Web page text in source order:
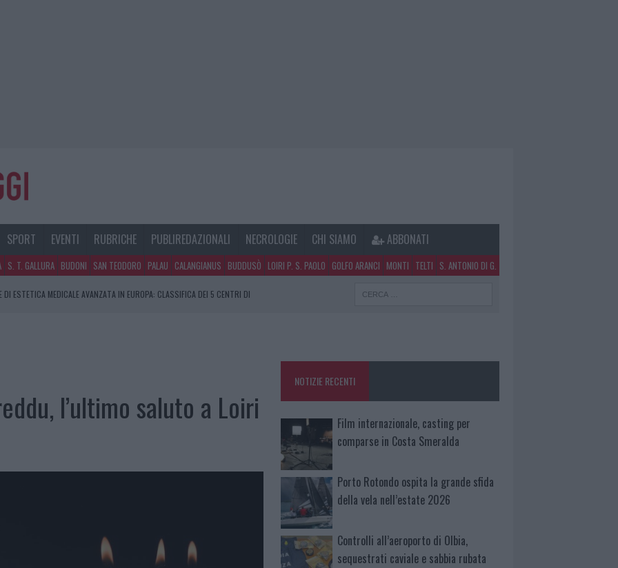
SPORT EVENTI RUBRICHE PUBLIREDAZIONALI NECROLOGIE CHI SIAMO ABBONATI
S. T. GALLURA BUDONI SAN TEODORO PALAU CALANGIANUS BUDDUSÒ LOIRI P. S. PAOLO GOLFO ARANCI MONTI TELTI S. ANTONIO DI G.
DI ESTETICA MEDICALE AVANZATA IN EUROPA: CLASSIFICA DEI 5 CENTRI DI
COMPARSE IN COSTA SMERALDA
SEQUESTRATI CAVIALE E SABBIA RUBATA
l’ultimo saluto a Loiri
NOTIZIE RECENTI
Film internazionale, casting per
comparse in Costa Smeralda
Porto Rotondo ospita la grande sfida
della vela nell’estate 2026
Controlli all’aeroporto di Olbia,
sequestrati caviale e sabbia rubata